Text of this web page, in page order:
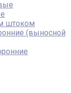
штоком
(выносной